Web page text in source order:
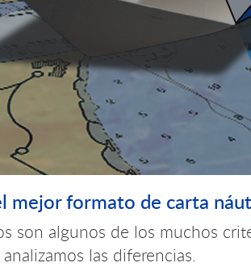
mejor formato de carta
son algunos de los muchos
las diferencias.